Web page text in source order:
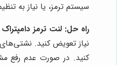
سیستم ترمز، یا نیاز به
راه حل: لنت ترمز
نیاز تعویض کنید.
کنید. در صورت عدم رفع